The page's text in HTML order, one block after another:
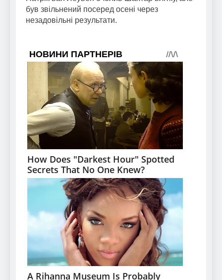
був звільнений посеред осені через
незадовільні результати.